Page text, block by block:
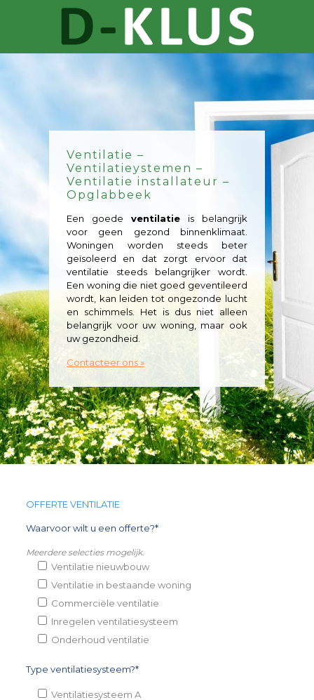
Ventilatie –
Ventilatieystemen –
Ventilatie installateur –
Opglabbeek
Een goede ventilatie is belangrijk
voor geen gezond binnenklimaat.
Woningen worden steeds beter
geïsoleerd en dat zorgt ervoor dat
ventilatie steeds belangrijker wordt.
Een woning die niet goed geventileerd
wordt, kan leiden tot ongezonde lucht
en schimmels. Het is dus niet alleen
belangrijk voor uw woning, maar ook
uw gezondheid.
Contacteer ons »
OFFERTE VENTILATIE
Waarvoor wilt u een offerte?*
Meerdere selecties mogelijk.
Ventilatie nieuwbouw
Ventilatie in bestaande woning
Commerciële ventilatie
Inregelen ventilatiesysteem
Onderhoud ventilatie
Type ventilatiesysteem?*
Ventilatiesysteem A